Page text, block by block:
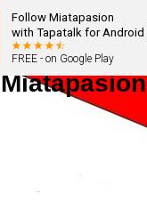
Follow Miatapasion
with Tapatalk for Android
FREE - on Google Play
Miatapasion